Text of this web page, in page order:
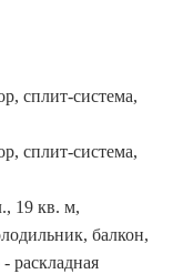
сплит-система,
сплит-система,
19 кв. м,
балкон,
раскладная